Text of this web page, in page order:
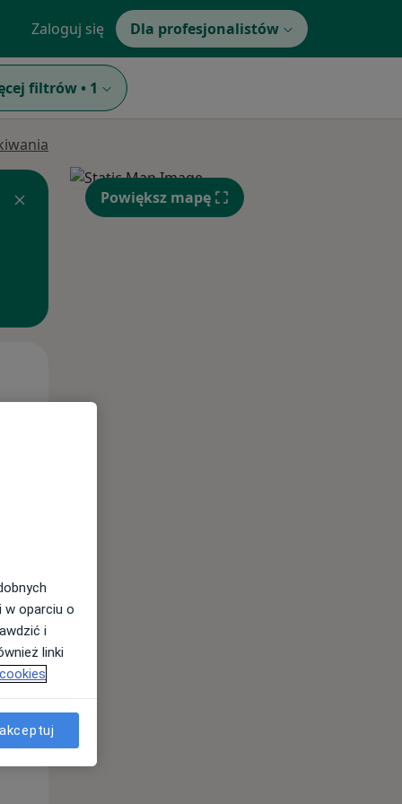
Zaloguj się Dla profesjonalistów
filtrów • 1
Wt,
Powiększ mapę
w oparciu o
i
linki